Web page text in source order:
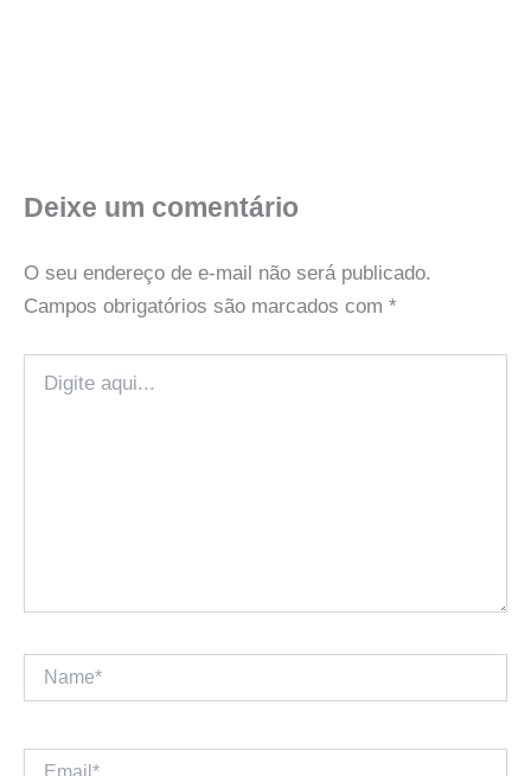
Deixe um comentário
O seu endereço de e-mail não será publicado.
Campos obrigatórios são marcados com *
aqui...